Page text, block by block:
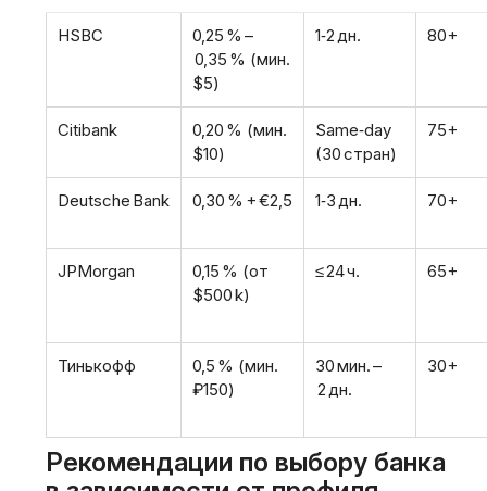
HSBC
0‚25 % –
0‚35 % (мин.
$5)
1‑2 дн. 80+
Citibank
0‚20 % (мин.
$10)
Same‑day
(30 стран)
75+
Deutsche Bank 0‚30 % + €2‚5 1‑3 дн. 70+
JPMorgan
0‚15 % (от
$500 k)
≤ 24 ч. 65+
Тинькофф
0‚5 % (мин.
₽150)
30 мин. –
2 дн.
30+
Рекомендации по выбору банка